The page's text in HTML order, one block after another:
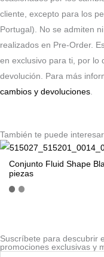
cliente, excepto para los
Portugal). No se admiten
realizados en Pre-Order.
en exclusivo para ti, por lo
devolución. Para más
cambios y devoluciones.
También te puede interesar
Conjunto Fluid Shape
piezas
Suscríbete para descubrir
promociones exclusivas y